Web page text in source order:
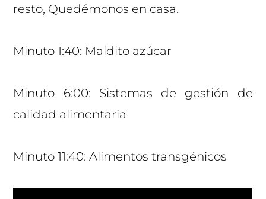
resto, Quedémonos en casa.
Minuto 1:40: Maldito azúcar
Minuto 6:00: Sistemas de gestión de
calidad alimentaria
Minuto 11:40: Alimentos transgénicos